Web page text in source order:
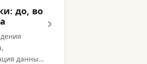
до, во
данных,